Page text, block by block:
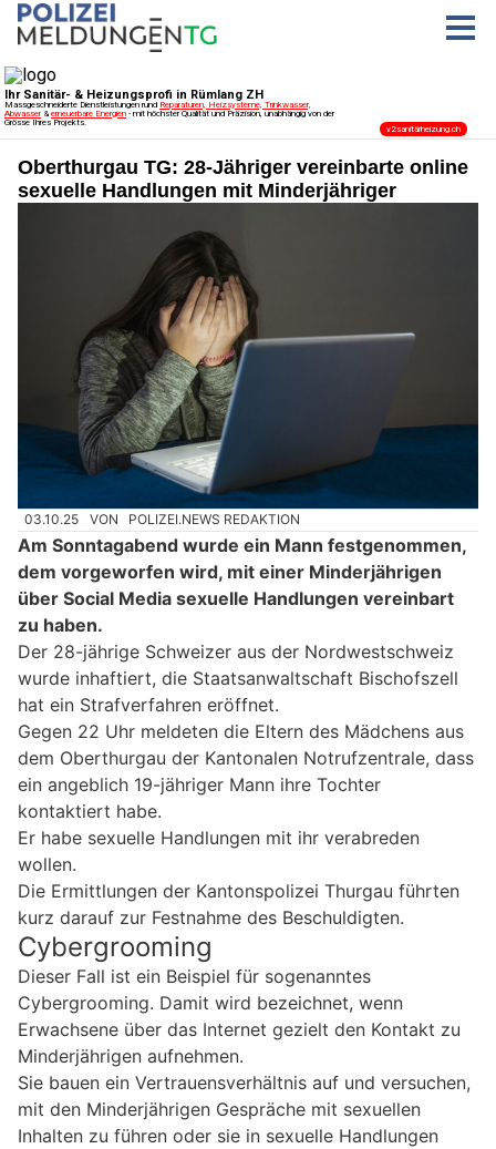
Oberthurgau TG: 28-Jähriger vereinbarte online
sexuelle Handlungen mit Minderjähriger
03.10.25 VON POLIZEI.NEWS REDAKTION
Am Sonntagabend wurde ein Mann festgenommen,
dem vorgeworfen wird, mit einer Minderjährigen
über Social Media sexuelle Handlungen vereinbart
zu haben.
Der 28-jährige Schweizer aus der Nordwestschweiz
wurde inhaftiert, die Staatsanwaltschaft Bischofszell
hat ein Strafverfahren eröffnet.
Gegen 22 Uhr meldeten die Eltern des Mädchens aus
dem Oberthurgau der Kantonalen Notrufzentrale, dass
ein angeblich 19-jähriger Mann ihre Tochter
kontaktiert habe.
Er habe sexuelle Handlungen mit ihr verabreden
wollen.
Die Ermittlungen der Kantonspolizei Thurgau führten
kurz darauf zur Festnahme des Beschuldigten.
Cybergrooming
Dieser Fall ist ein Beispiel für sogenanntes
Cybergrooming. Damit wird bezeichnet, wenn
Erwachsene über das Internet gezielt den Kontakt zu
Minderjährigen aufnehmen.
Sie bauen ein Vertrauensverhältnis auf und versuchen,
mit den Minderjährigen Gespräche mit sexuellen
Inhalten zu führen oder sie in sexuelle Handlungen